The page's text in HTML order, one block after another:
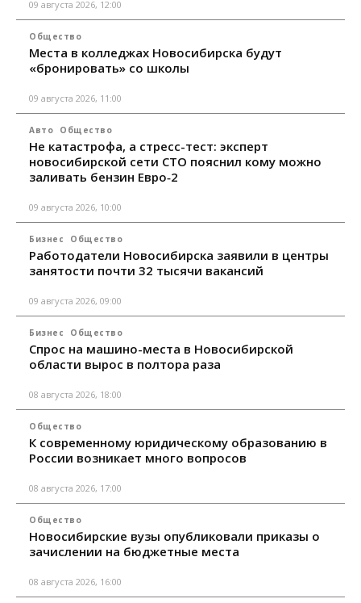
09 августа 2026, 12:00
Общество
Места в колледжах Новосибирска будут
«бронировать» со школы
09 августа 2026, 11:00
Авто Общество
Не катастрофа, а стресс-тест: эксперт
новосибирской сети СТО пояснил кому можно
заливать бензин Евро‑2
09 августа 2026, 10:00
Бизнес Общество
Работодатели Новосибирска заявили в центры
занятости почти 32 тысячи вакансий
09 августа 2026, 09:00
Бизнес Общество
Спрос на машино-места в Новосибирской
области вырос в полтора раза
08 августа 2026, 18:00
Общество
К современному юридическому образованию в
России возникает много вопросов
08 августа 2026, 17:00
Общество
Новосибирские вузы опубликовали приказы о
зачислении на бюджетные места
08 августа 2026, 16:00